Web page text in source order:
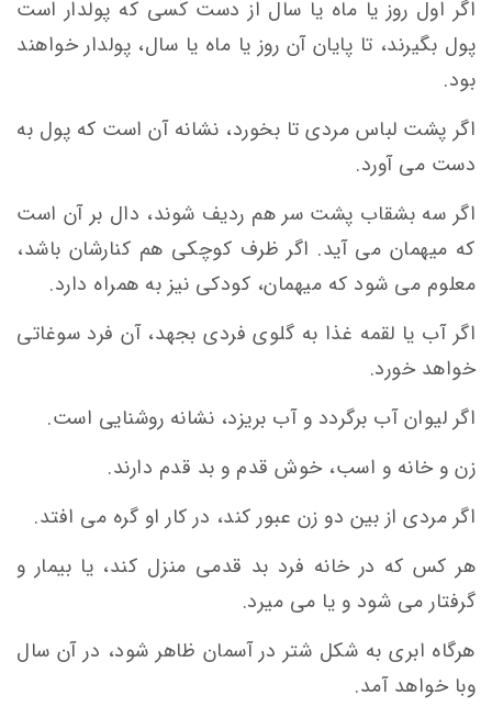
اگر اول روز یا ماه یا سال از دست کسی که پولدار است
پول بگیرند، تا پایان آن روز یا ماه یا سال، پولدار خواهند
بود.
اگر پشت لباس مردی تا بخورد، نشانه آن است که پول به
دست می آورد.
اگر سه بشقاب پشت سر هم ردیف شوند، دال بر آن است
که میهمان می آید. اگر ظرف کوچکی هم کنارشان باشد،
معلوم می شود که میهمان، کودکی نیز به همراه دارد.
اگر آب یا لقمه غذا به گلوی فردی بجهد، آن فرد سوغاتی
خواهد خورد.
اگر لیوان آب برگردد و آب بریزد، نشانه روشنایی است.
زن و خانه و اسب، خوش قدم و بد قدم دارند.
اگر مردی از بین دو زن عبور کند، در کار او گره می افتد.
هر کس که در خانه فرد بد قدمی منزل کند، یا بیمار و
گرفتار می شود و یا می میرد.
هرگاه ابری به شکل شتر در آسمان ظاهر شود، در آن سال
وبا خواهد آمد.